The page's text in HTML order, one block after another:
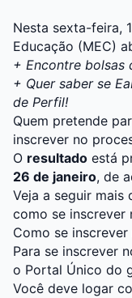
Nesta sexta-feira,
Educação (MEC)
+ Encontre bolsas
+ Quer saber se
de Perfil!
Quem pretende
inscrever no
O resultado está
26 de janeiro, de
Veja a seguir mais
como se inscrever
Como se
Para se inscrever
o Portal Único do
Você deve logar